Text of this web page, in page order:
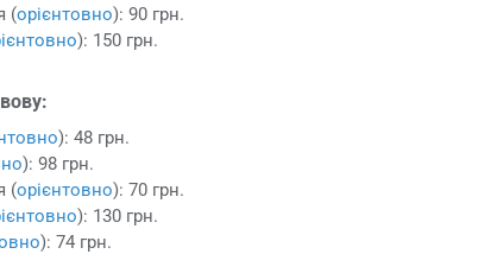
(орієнтовно): 90 грн.
): 150 грн.
): 48 грн.
): 98 грн.
(орієнтовно): 70 грн.
): 130 грн.
): 74 грн.